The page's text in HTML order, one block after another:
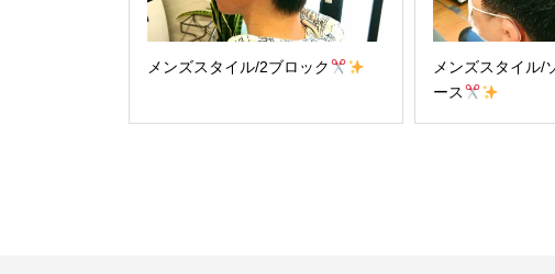
メンズスタイル/2ブロック
メンズスタイル/
ース